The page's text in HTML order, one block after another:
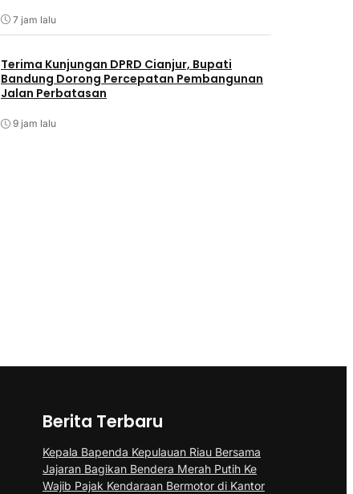
7 jam lalu
Terima Kunjungan DPRD Cianjur, Bupati
Bandung Dorong Percepatan Pembangunan
Jalan Perbatasan
9 jam lalu
Berita Terbaru
Kepala Bapenda Kepulauan Riau Bersama
Jajaran Bagikan Bendera Merah Putih Ke
Wajib Pajak Kendaraan Bermotor di Kantor